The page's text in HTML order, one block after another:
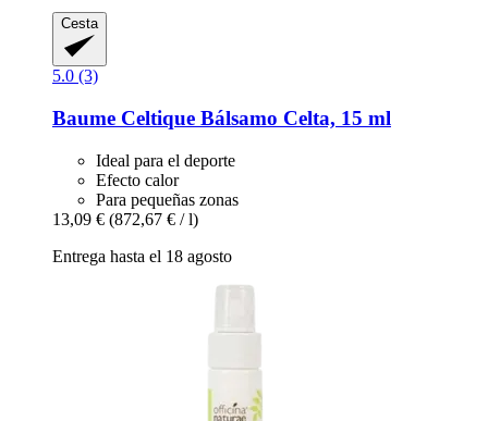
Cesta
5.0 (3)
Baume Celtique Bálsamo Celta, 15 ml
Ideal para el deporte
Efecto calor
Para pequeñas zonas
13,09 € (872,67 € / l)
Entrega hasta el 18 agosto